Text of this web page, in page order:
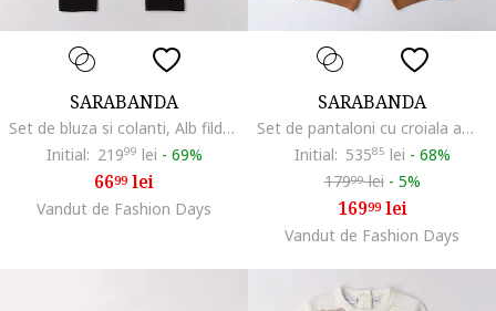
SARABANDA
Set de bluza si colanti, Alb fildes/Negru/Roz pastel
Initial: 21999 lei - 69%
6699lei
Vandut de Fashion Days
SARABANDA
Set de pantaloni cu croiala ampla si hanorac din tricot, Caramel
Initial: 53585 lei - 68%
17999lei - 5%
16999lei
Vandut de Fashion Days